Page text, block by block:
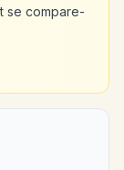
se compare-